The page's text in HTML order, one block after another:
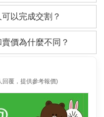
以完成交割？
價為什麼不同？
回覆，提供參考報價)